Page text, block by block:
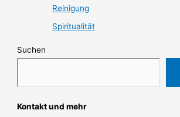
Reinigung
Spiritualität
Suchen
Kontakt und mehr